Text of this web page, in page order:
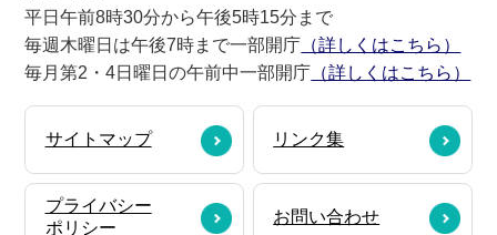
平日午前8時30分から午後5時15分まで
毎週木曜日は午後7時まで一部開庁 （詳しくはこちら）
毎月第2・4日曜日の午前中一部開庁 （詳しくはこちら）
サイトマップ リンク集
プライバシー
ポリシー
お問い合わせ